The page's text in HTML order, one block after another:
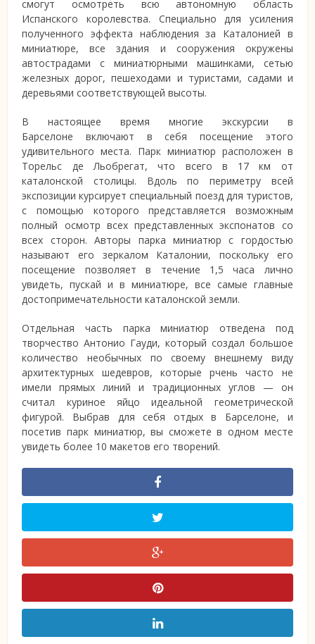
смогут осмотреть всю автономную область
Испанского королевства. Специально для усиления
полученного эффекта наблюдения за Каталонией в
миниатюре, все здания и сооружения окружены
автострадами с миниатюрными машинками, сетью
железных дорог, пешеходами и туристами, садами и
деревьями соответствующей высоты.
В настоящее время многие экскурсии в
Барселоне включают в себя посещение этого
удивительного места. Парк миниатюр расположен в
Торельс де Льобрегат, что всего в 17 км от
каталонской столицы. Вдоль по периметру всей
экспозиции курсирует специальный поезд для туристов,
с помощью которого представляется возможным
полный осмотр всех представленных экспонатов со
всех сторон. Авторы парка миниатюр с гордостью
называют его зеркалом Каталонии, поскольку его
посещение позволяет в течение 1,5 часа лично
увидеть, пускай и в миниатюре, все самые главные
достопримечательности каталонской земли.
Отдельная часть парка миниатюр отведена под
творчество Антонио Гауди, который создал большое
количество необычных по своему внешнему виду
архитектурных шедевров, которые рчень часто не
имели прямых линий и традиционных углов — он
считал куриное яйцо идеальной геометрической
фигурой. Выбрав для себя отдых в Барселоне, и
посетив парк миниатюр, вы сможете в одном месте
увидеть более 10 макетов его творений.